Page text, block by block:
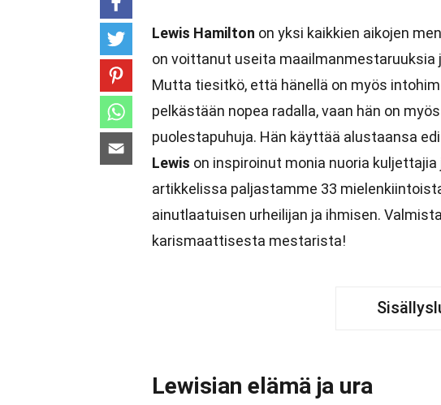
Lewis Hamilton on yksi kaikkien aikojen
on voittanut useita maailmanmestaruuksia
Mutta tiesitkö, että hänellä on myös
pelkästään nopea radalla, vaan hän on
puolestapuhuja. Hän käyttää alustaansa
Lewis on inspiroinut monia nuoria
artikkelissa paljastamme 33
ainutlaatuisen urheilijan ja ihmisen.
karismaattisesta mestarista!
Lewisian elämä ja ura